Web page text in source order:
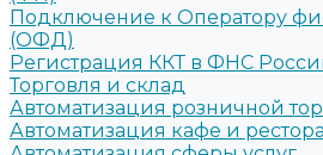
Подключение к Оператору
(ОФД)
Регистрация ККТ в ФНС
Торговля и склад
Автоматизация розничной
Автоматизация кафе и